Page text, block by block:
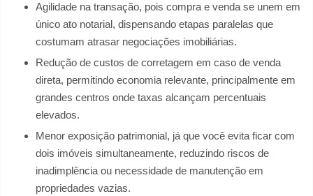
Agilidade na transação, pois compra e venda se unem em
único ato notarial, dispensando etapas paralelas que
costumam atrasar negociações imobiliárias.
Redução de custos de corretagem em caso de venda
direta, permitindo economia relevante, principalmente em
grandes centros onde taxas alcançam percentuais
elevados.
Menor exposição patrimonial, já que você evita ficar com
dois imóveis simultaneamente, reduzindo riscos de
inadimplência ou necessidade de manutenção em
propriedades vazias.